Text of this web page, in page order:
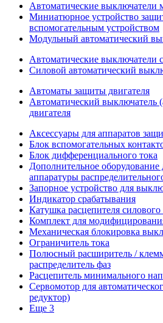
Автоматические выключатели
Миниатюрное устройство
вспомогательным устройством
Модульный автоматический
Автоматические выключатели
Силовой автоматический
Автоматы защиты двигателя
Автоматический выключатель
двигателя
Аксессуары для аппаратов
Блок вспомогательных
Блок дифференциального тока
Дополнительное оборудование
аппаратуры
Запорное устройство для
Индикатор срабатывания
Катушка расцепителя
Комплект для
Механическая блокировка
Ограничитель тока
Полюсный расширитель /
распределитель фаз
Расцепитель минимального
Сервомотор для
редуктор)
Еще 3